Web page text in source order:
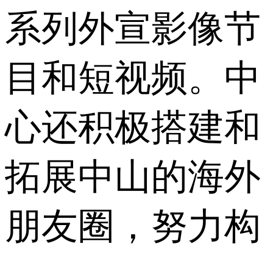
系列外宣影像节
目和短视频。中
心还积极搭建和
拓展中山的海外
朋友圈，努力构